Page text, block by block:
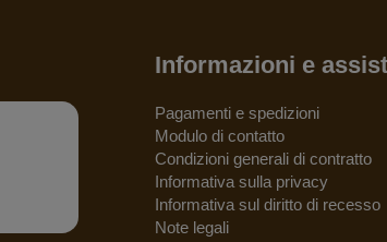
Informazioni e
Pagamenti e spedizioni
Modulo di contatto
Condizioni generali di contratto
Informativa sulla privacy
Informativa sul diritto di recesso
Note legali